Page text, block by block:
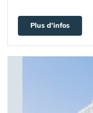
Plus d'infos